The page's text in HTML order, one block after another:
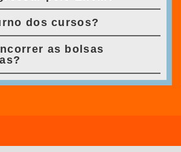
dos cursos?
as bolsas